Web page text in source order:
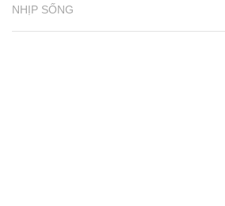
NHỊP SỐNG